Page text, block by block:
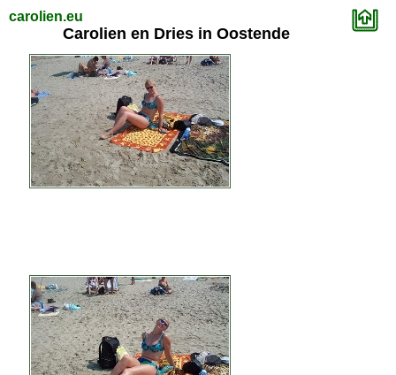
carolien.eu
Carolien en Dries in Oostende